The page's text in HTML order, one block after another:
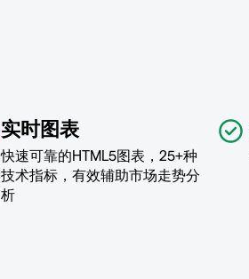
实时图表
快速可靠的HTML5图表，25+种
技术指标，有效辅助市场走势分
析